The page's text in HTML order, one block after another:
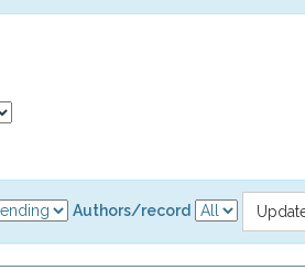
Authors/record